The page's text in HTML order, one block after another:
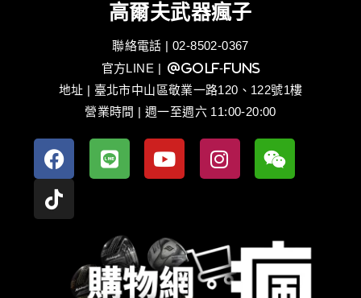
高爾夫武器瘋子
聯絡電話 | 02-8502-0367
官方LINE | @golf-funs
地址 | 臺北市中山區敬業一路120、122號1樓
營業時間 | 週一至週六 11:00-20:00